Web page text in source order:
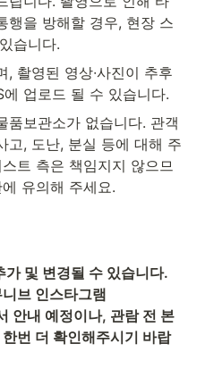
행을 방해할 경우, 현장 스
습니다.
, 촬영된 영상∙사진이 추후
업로드 될 수 있습니다.
품보관소가 없습니다. 관객
고, 도난, 분실 등에 대해 주
트 측은 책임지지 않으므
유의해 주세요.
및 변경될 수 있습니다.
브 인스타그램
안내 예정이나, 관람 전 본
번 더 확인해주시기 바랍